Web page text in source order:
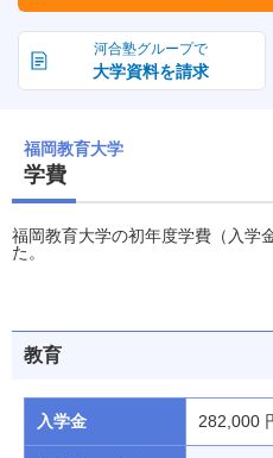
河合塾グループで
大学資料を請求
福岡教育大学
学費
福岡教育大学の初年度学費（入学
た。
教育
入学金 282,000